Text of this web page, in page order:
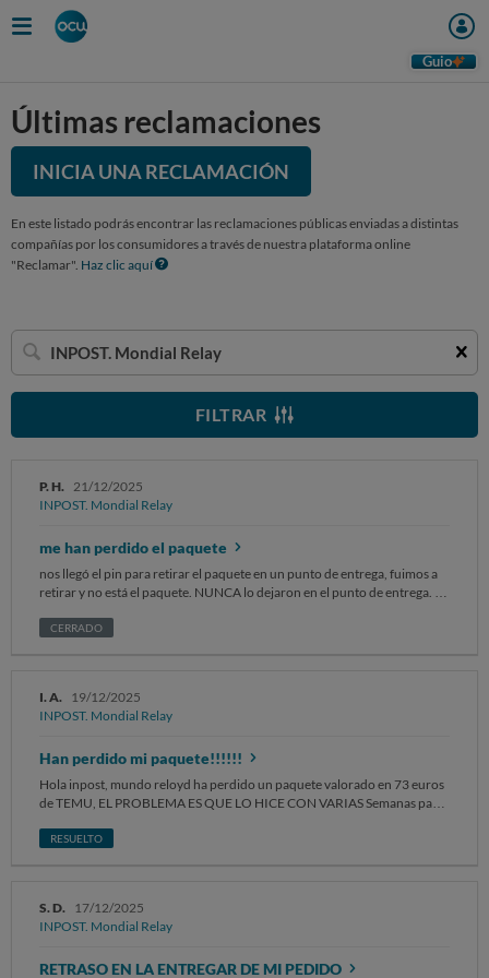
Guio
Últimas reclamaciones
INICIA UNA RECLAMACIÓN
En este listado podrás encontrar las reclamaciones públicas enviadas a distintas
compañías por los consumidores a través de nuestra plataforma online
"Reclamar". Haz clic aquí
Buscar
una
empresa
FILTRAR
P. H. 21/12/2025
INPOST. Mondial Relay
me han perdido el paquete
nos llegó el pin para retirar el paquete en un punto de entrega, fuimos a
retirar y no está el paquete. NUNCA lo dejaron en el punto de entrega. La
nadie sabe dónde está el paquete. Una falta de respeto y de
CERRADO
I. A. 19/12/2025
INPOST. Mondial Relay
Han perdido mi paquete!!!!!!
Hola inpost, mundo reloyd ha perdido un paquete valorado en 73 euros
de TEMU, EL PROBLEMA ES QUE LO HICE CON VARIAS Semanas para
aquí estamos muy limitados y no tenemos mas que 4 opciones para elegir
si es que aparece. Estoy muy decepcionada como se puede tener tan
poco corazón.
RESUELTO
S. D. 17/12/2025
INPOST. Mondial Relay
RETRASO EN LA ENTREGAR DE MI PEDIDO